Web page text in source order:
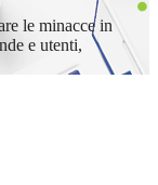
le minacce in
e utenti,